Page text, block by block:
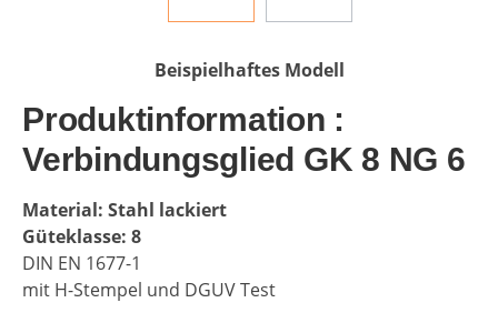
Beispielhaftes Modell
Produktinformation :
Verbindungsglied GK 8 NG 6
Material: Stahl lackiert
Güteklasse: 8
DIN EN 1677-1
mit H-Stempel und DGUV Test